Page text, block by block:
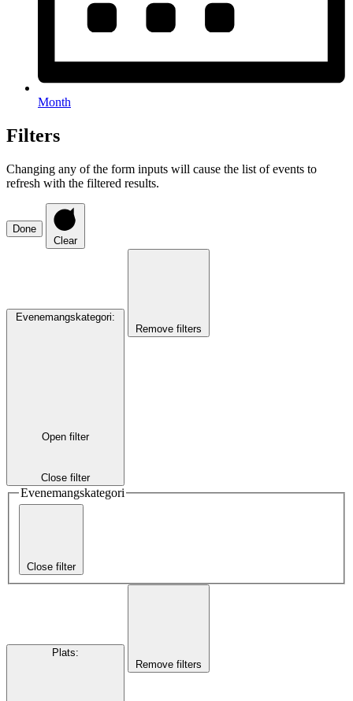
Month
Filters
Changing any of the form inputs will cause the list of events to
refresh with the filtered results.
Done
Clear
Evenemangskategori:
Open filter
Close filter
Remove filters
Evenemangskategori
Close filter
Plats:
Remove filters